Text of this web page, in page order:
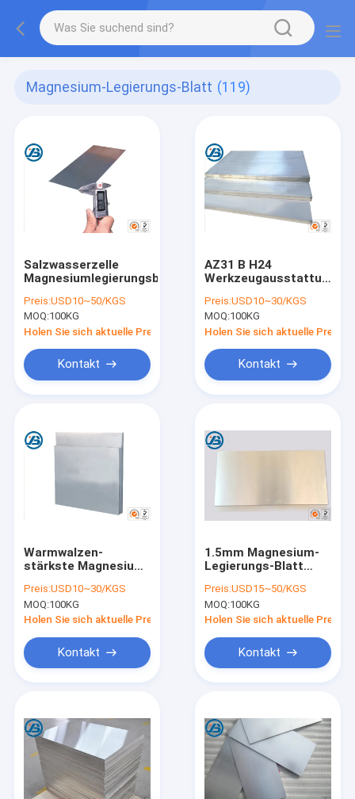
Magnesium-Legierungs-Blatt (119)
Salzwasserzelle
Magnesiumlegierungsblech
Preis:USD10~50/KGS
MOQ:100KG
Holen Sie sich aktuelle Preis
Kontakt
AZ31 B H24
Werkzeugausstattungs-
Magnesium-
Metalllegierungs-
Platten-Brett-ASTM
B90 B
Preis:USD10~30/KGS
MOQ:100KG
Holen Sie sich aktuelle Preis
Kontakt
Warmwalzen-
stärkste Magnesium-
Photogravüre AZ31B
für das Stempeln
Preis:USD10~30/KGS
MOQ:100KG
Holen Sie sich aktuelle Preis
Kontakt
1.5mm Magnesium-
Legierungs-Blatt
kundengebundene
Breite für Produkte
3C
Preis:USD15~50/KGS
MOQ:100KG
Holen Sie sich aktuelle Preis
Kontakt